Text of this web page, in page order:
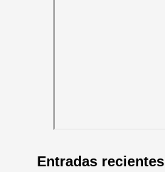
Entradas recientes